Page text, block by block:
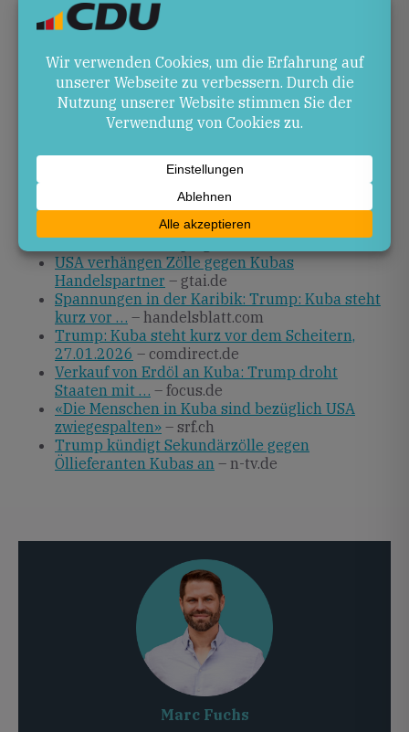
Kuba dürfte versuchen, alternative Ölquellen zu
erschließen, um die Energieversorgung
dürften die Maßnahmen Debatten über eine
koordinierte EU-US-Politik gegenüber Kuba
anstoßen.
Trump verschärft Kuba-Kurs: Strafzölle für alle
Öl-Lieferanten– kubakunde.de
Donald Trump droht Staaten mit zusätzlichen
USA verhängen Zölle gegen Kubas
Handelspartner – gtai.de
Spannungen in der Karibik: Trump: Kuba steht
kurz vor … – handelsblatt.com
Trump: Kuba steht kurz vor dem Scheitern,
27.01.2026 – comdirect.de
Verkauf von Erdöl an Kuba: Trump droht
Staaten mit … – focus.de
«Die Menschen in Kuba sind bezüglich USA
zwiegespalten» – srf.ch
Trump kündigt Sekundärzölle gegen
Öllieferanten Kubas an – n-tv.de
Marc Fuchs